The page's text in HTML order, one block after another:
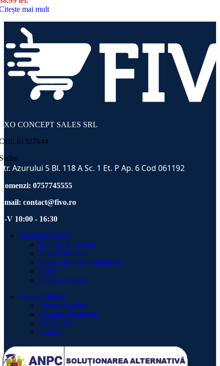
mai mult
CONCEPT SALES SRL
51327644
Azurului 5 Bl. 118 A Sc. 1 Et. P Ap. 6 Cod 061192
0757745555
contact@fivo.ro
V 10:00 - 16:30
Informatii Legale
Termeni si conditii
Politica de retur
Politica de confidientialitate
ANPC
Politica cookies
Servicii Clienti
Livrare produse
Garantia Produselor
Despre Noi
Contact